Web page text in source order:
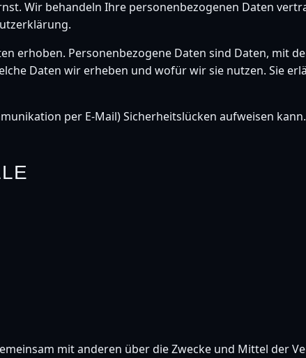
Wir behandeln Ihre personenbezogenen Daten
erhoben. Personenbezogene Daten sind Daten, mit
Daten wir erheben und wofür wir sie nutzen. Sie
per E-Mail) Sicherheitslücken aufweisen
mit anderen über die Zwecke und Mittel der